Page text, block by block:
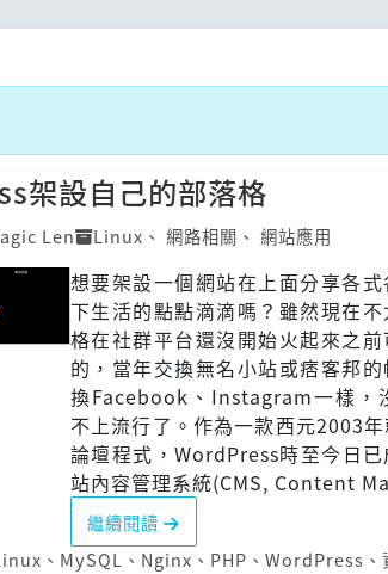
架設自己的部落格
Len Linux 、 網路相關 、 網站應用
想要架設一個網站在上面分享各
下生活的點點滴滴嗎？雖然現在
格在社群平台還沒開始火起來之
的，當年交換無名小站或痞客邦
換Facebook、Instagram一樣，
不上流行了。作為一款西元2003
論壇程式，WordPress時至今日
站內容管理系統(CMS, Content
繼續閱讀
、 MySQL 、 Nginx 、 PHP 、 WordPress 、